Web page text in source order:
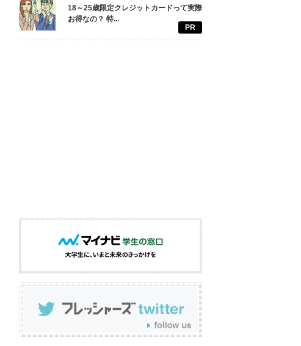
18～25歳限定クレジットカードって実際
お得なの？ 特...
PR